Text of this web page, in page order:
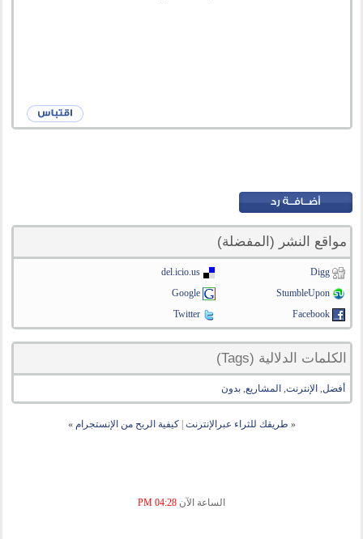
مواقع النشر (المفضلة)
Digg
del.icio.us
StumbleUpon
Google
Facebook
Twitter
الكلمات الدلالية (Tags)
أفضل, الإنترنت, المشاريع,بدون
« طريقك للثراء عبرالإنترنت |كيفية الربح من الإنستجرام »
الساعة الآن 04:28 PM